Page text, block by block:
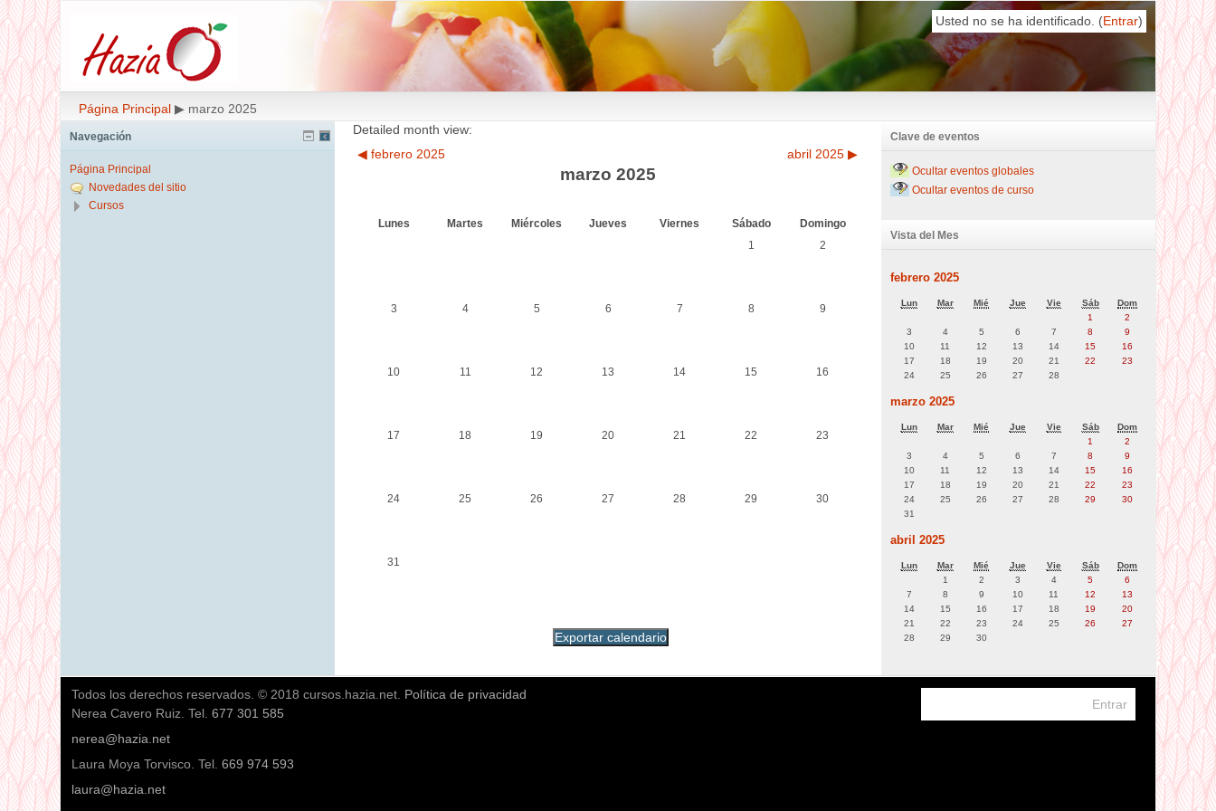
Usted no se ha identificado. (Entrar)
Página Principal ▶ marzo 2025
Detailed month view:
◀ febrero 2025
marzo 2025
abril 2025 ▶
Lunes Martes Miércoles Jueves Viernes Sábado
Domingo
1
2
3 4 5 6 7 8 9
10 11 12 13 14 15 16
17 18 19 20 21 22 23
24 25 26 27 28 29 30
31
Navegación
Página Principal
Novedades del sitio
Cursos
Clave de eventos
Ocultar eventos globales
Ocultar eventos de curso
Vista del Mes
febrero 2025
Lun Mar Mié Jue Vie Sáb
Dom
1
2
3
4 5 6 7 8
9
10
11 12 13 14 15
16
17
18 19 20 21 22
23
24
25 26 27 28
marzo 2025
Lun Mar Mié Jue Vie Sáb
Dom
1
2
3
4 5 6 7 8
9
10
11 12 13 14 15
16
17
18 19 20 21 22
23
24
25 26 27 28 29
30
31
abril 2025
Lun Mar Mié Jue Vie Sáb
Dom
1
2 3 4 5
6
7
8 9 10 11 12
13
14
15 16 17 18 19
20
21
22 23 24 25 26
27
28
29 30
Todos los derechos reservados. © 2018 cursos.hazia.net. Política de privacidad
Nerea Cavero Ruiz. Tel.677 301 585
nerea@hazia.net
Laura Moya Torvisco. Tel.669 974 593
laura@hazia.net
Entrar)